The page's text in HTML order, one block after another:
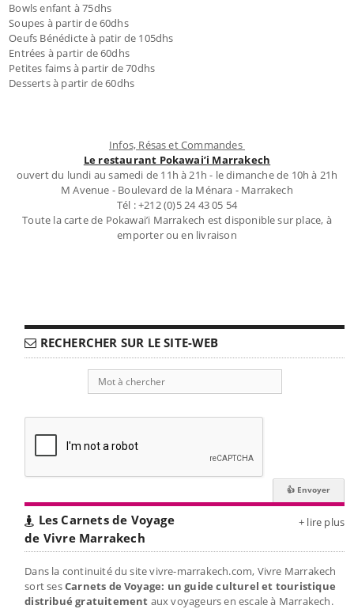
Bowls enfant à 75dhs
Soupes à partir de 60dhs
Oeufs Bénédicte à patir de 105dhs
Entrées à partir de 60dhs
Petites faims à partir de 70dhs
Desserts à partir de 60dhs
Infos, Résas et Commandes
Le restaurant Pokawai’i Marrakech
ouvert du lundi au samedi de 11h à 21h - le dimanche de 10h à 21h
M Avenue - Boulevard de la Ménara - Marrakech
Tél : +212 (0)5 24 43 05 54
Toute la carte de Pokawai’i Marrakech est disponible sur place, à
emporter ou en livraison
RECHERCHER SUR LE SITE-WEB
Les Carnets de Voyage
de Vivre Marrakech
+ lire plus
Dans la continuité du site vivre-marrakech.com, Vivre Marrakech
sort sesCarnets de Voyage: un guide culturel et touristique
distribué gratuitement aux voyageurs en escale à Marrakech.